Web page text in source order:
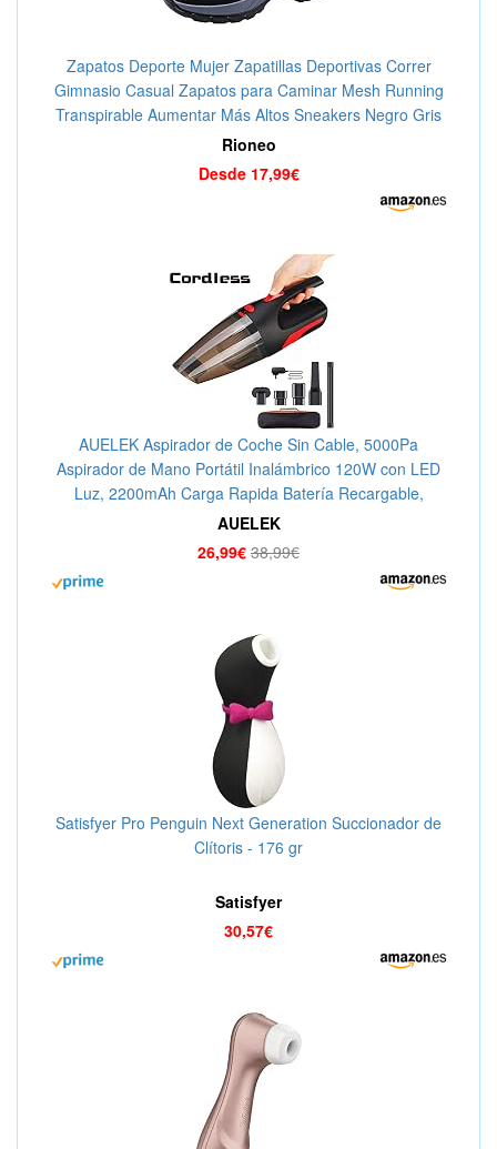
Zapatos Deporte Mujer Zapatillas Deportivas Correr
Gimnasio Casual Zapatos para Caminar Mesh Running
Transpirable Aumentar Más Altos Sneakers Negro Gris
Morado Rojo 35-44
Rioneo
Desde 17,99€
AUELEK Aspirador de Coche Sin Cable, 5000Pa
Aspirador de Mano Portátil Inalámbrico 120W con LED
Luz, 2200mAh Carga Rapida Batería Recargable,
Aspirador de Mojado y Seco para Casa, Coche, Oficina
AUELEK
26,99€ 38,99€
Satisfyer Pro Penguin Next Generation Succionador de
Clítoris - 176 gr
Satisfyer
30,57€